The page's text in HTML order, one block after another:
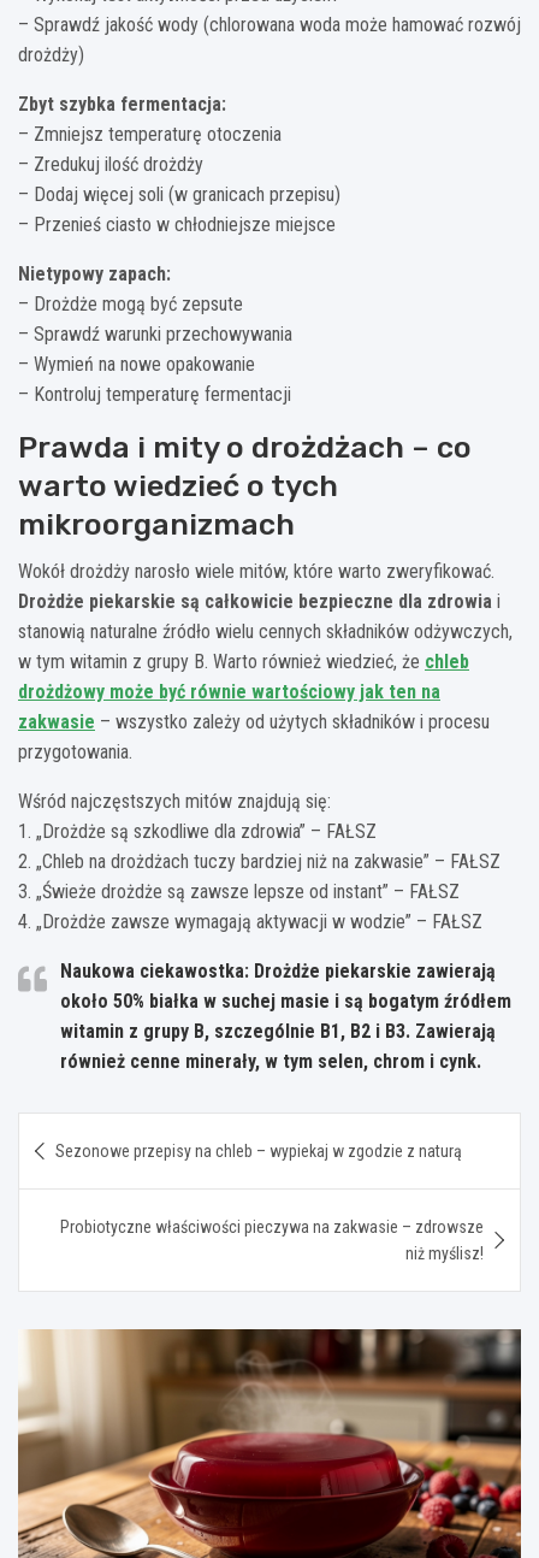
– Sprawdź jakość wody (chlorowana woda może hamować rozwój
drożdży)
Zbyt szybka fermentacja:
– Zmniejsz temperaturę otoczenia
– Zredukuj ilość drożdży
– Dodaj więcej soli (w granicach przepisu)
– Przenieś ciasto w chłodniejsze miejsce
Nietypowy zapach:
– Drożdże mogą być zepsute
– Sprawdź warunki przechowywania
– Wymień na nowe opakowanie
– Kontroluj temperaturę fermentacji
Prawda i mity o drożdżach – co
warto wiedzieć o tych
mikroorganizmach
Wokół drożdży narosło wiele mitów, które warto zweryfikować.
Drożdże piekarskie są całkowicie bezpieczne dla zdrowia i
stanowią naturalne źródło wielu cennych składników odżywczych,
w tym witamin z grupy B. Warto również wiedzieć, że chleb
drożdżowy może być równie wartościowy jak ten na
zakwasie – wszystko zależy od użytych składników i procesu
przygotowania.
Wśród najczęstszych mitów znajdują się:
1. „Drożdże są szkodliwe dla zdrowia” – FAŁSZ
2. „Chleb na drożdżach tuczy bardziej niż na zakwasie” – FAŁSZ
3. „Świeże drożdże są zawsze lepsze od instant” – FAŁSZ
4. „Drożdże zawsze wymagają aktywacji w wodzie” – FAŁSZ
Naukowa ciekawostka: Drożdże piekarskie zawierają
około 50% białka w suchej masie i są bogatym źródłem
witamin z grupy B, szczególnie B1, B2 i B3. Zawierają
również cenne minerały, w tym selen, chrom i cynk.
wpisu
Sezonowe przepisy na chleb – wypiekaj w zgodzie z naturą
Probiotyczne właściwości pieczywa na zakwasie – zdrowsze
niż myślisz!